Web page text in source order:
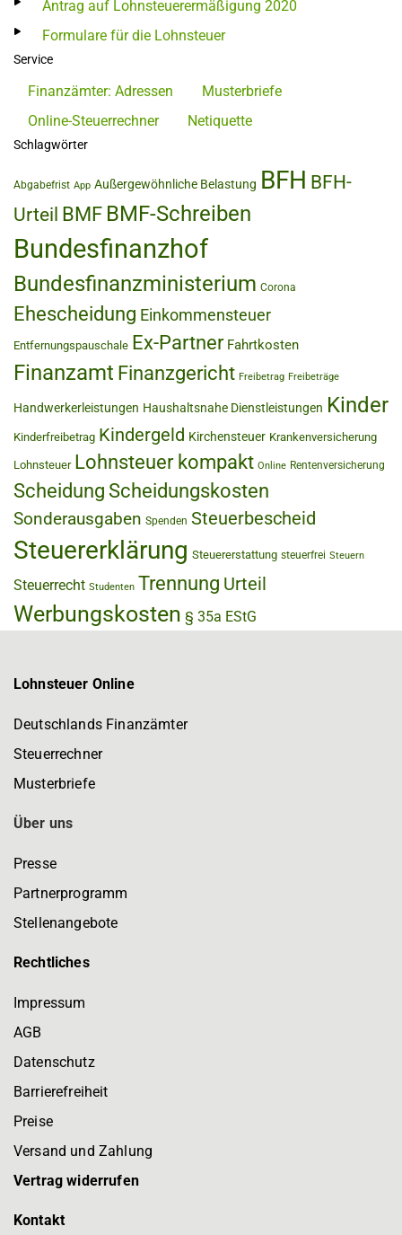
Antrag auf Lohnsteuerermäßigung 2020
Formulare für die Lohnsteuer
Service
Finanzämter: Adressen
Musterbriefe
Online-Steuerrechner
Netiquette
Schlagwörter
Abgabefrist App Außergewöhnliche Belastung BFH BFH-
Urteil BMF BMF-Schreiben
Bundesfinanzhof
Bundesfinanzministerium Corona
Ehescheidung Einkommensteuer
Entfernungspauschale Ex-Partner Fahrtkosten
Finanzamt Finanzgericht Freibetrag Freibeträge
Handwerkerleistungen Haushaltsnahe Dienstleistungen Kinder
Kinderfreibetrag Kindergeld Kirchensteuer Krankenversicherung
Lohnsteuer Lohnsteuer kompakt Online Rentenversicherung
Scheidung Scheidungskosten
Sonderausgaben Spenden Steuerbescheid
Steuererklärung Steuererstattung steuerfrei Steuern
Steuerrecht Studenten Trennung Urteil
Werbungskosten § 35a EStG
Lohnsteuer Online
Deutschlands Finanzämter
Steuerrechner
Musterbriefe
Über uns
Presse
Partnerprogramm
Stellenangebote
Rechtliches
Impressum
AGB
Datenschutz
Barrierefreiheit
Preise
Versand und Zahlung
Vertrag widerrufen
Kontakt